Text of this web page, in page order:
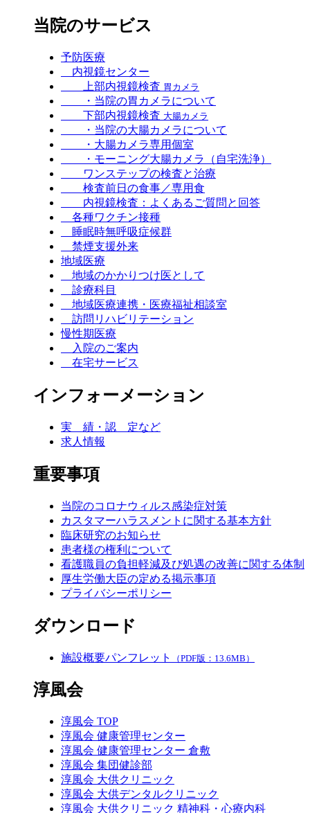
当院のサービス
予防医療
内視鏡センター
上部内視鏡検査 胃カメラ
・当院の胃カメラについて
下部内視鏡検査 大腸カメラ
・当院の大腸カメラについて
・大腸カメラ専用個室
・モーニング大腸カメラ（自宅洗浄）
ワンステップの検査と治療
検査前日の食事／専用食
内視鏡検査：よくあるご質問と回答
各種ワクチン接種
睡眠時無呼吸症候群
禁煙支援外来
地域医療
地域のかかりつけ医として
診療科目
地域医療連携・医療福祉相談室
訪問リハビリテーション
慢性期医療
入院のご案内
在宅サービス
インフォーメーション
実 績・認 定など
求人情報
重要事項
当院のコロナウィルス感染症対策
カスタマーハラスメントに関する基本方針
臨床研究のお知らせ
患者様の権利について
看護職員の負担軽減及び処遇の改善に関する体制
厚生労働大臣の定める掲示事項
プライバシーポリシー
ダウンロード
施設概要パンフレット （PDF版：13.6MB）
淳風会
淳風会 TOP
淳風会 健康管理センター
淳風会 健康管理センター 倉敷
淳風会 集団健診部
淳風会 大供クリニック
淳風会 大供デンタルクリニック
淳風会 大供クリニック 精神科・心療内科